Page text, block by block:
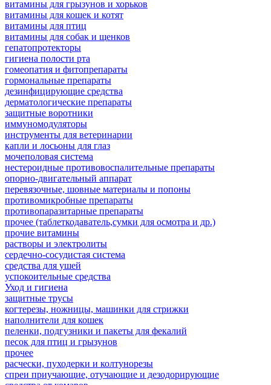
витамины для грызунов и хорьков
витамины для кошек и котят
витамины для птиц
витамины для собак и щенков
гепатопротекторы
гигиена полости рта
гомеопатия и фитопрепараты
гормональные препараты
дезинфицирующие средства
дерматологические препараты
защитные воротники
иммуномодуляторы
инструменты для ветеринарии
капли и лосьоны для глаз
мочеполовая система
нестероидные противовоспалительные препараты
опорно-двигательный аппарат
перевязочные, шовные материалы и попоны
противомикробные препараты
противопаразитарные препараты
прочее (таблеткодаватель,сумки для осмотра и др.)
прочие витамины
растворы и электролиты
сердечно-сосудистая система
средства для ушей
успокоительные средства
Уход и гигиена
защитные трусы
когтерезы, ножницы, машинки для стрижки
наполнители для кошек
пеленки, подгузники и пакеты для фекалий
песок для птиц и грызунов
прочее
расчески, пуходерки и колтунорезы
спреи приучающие, отучающие и дезодорирующие